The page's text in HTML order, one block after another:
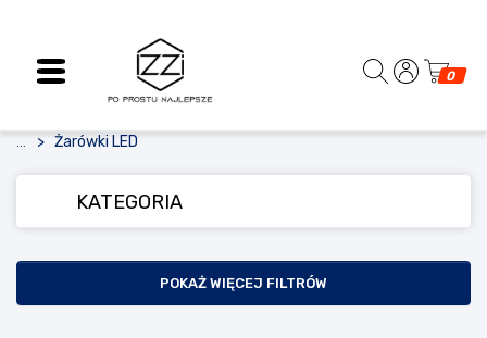
0
Żarówki LED
KATEGORIA
POKAŻ WIĘCEJ FILTRÓW